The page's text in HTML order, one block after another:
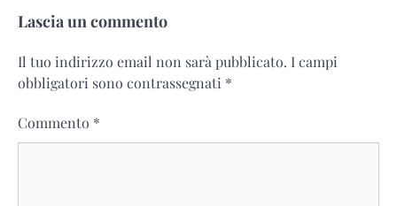
Lascia un commento
Il tuo indirizzo email non sarà pubblicato. I campi
obbligatori sono contrassegnati *
Commento *